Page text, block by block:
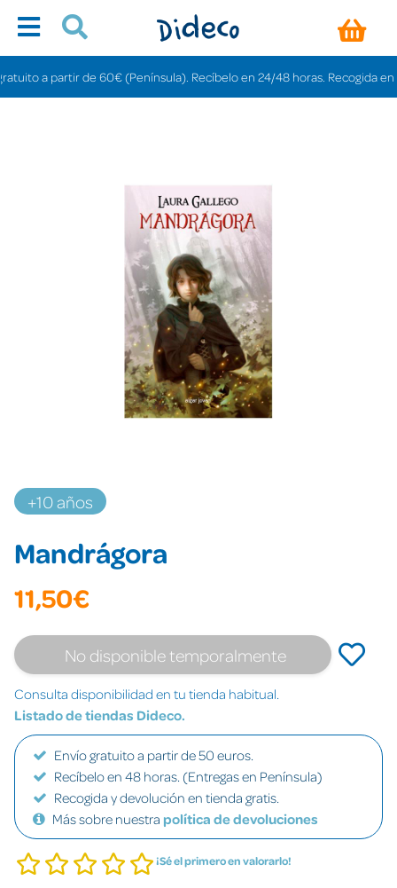
a partir de 60€ (Península). Recíbelo en 24/48 horas. Recogida en
+10 años
Mandrágora
11,50€
No disponible temporalmente
Consulta disponibilidad en tu tienda habitual.
Listado de tiendas Dideco.
Envío gratuito a partir de 50 euros.
Recíbelo en 48 horas. (Entregas en Península)
Recogida y devolución en tienda gratis.
Más sobre nuestra política de devoluciones
¡Sé el primero en valorarlo!